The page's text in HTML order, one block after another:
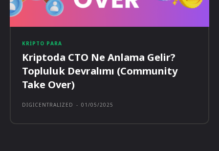
KRIPTO PARA
Kriptoda CTO Ne Anlama Gelir?
Topluluk Devralımı (Community
Take Over)
DIGICENTRALIZED - 01/05/2025